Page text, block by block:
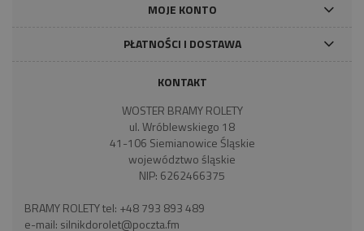
MOJE KONTO
PŁATNOŚCI I DOSTAWA
KONTAKT
WOSTER BRAMY ROLETY
ul. Wróblewskiego 18
41-106 Siemianowice Śląskie
województwo śląskie
NIP: 6262466375
BRAMY ROLETY tel: +48 793 893 489
e-mail: silnikdorolet@poczta.fm